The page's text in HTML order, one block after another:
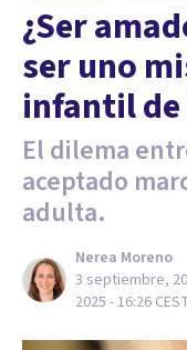
¿Ser
ser uno
infantil
El dilema
aceptado
adulta.
Nerea Moreno
3 septiembre,
2025 - 16:26